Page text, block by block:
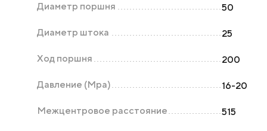
Диаметр поршня 50
Диаметр штока 25
Ход поршня 200
Давление (Мра) 16-20
Межцентровое расстояние 515